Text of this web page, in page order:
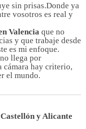
sin prisas.Donde ya
vosotros es real y
Valencia que no
y que trabaje desde
es mi enfoque.
llega por
cámara hay criterio,
el mundo.
y Alicante